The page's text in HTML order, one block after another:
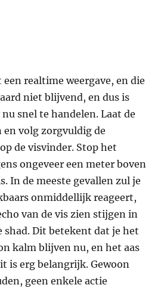
realtime weergave, en die
niet blijvend, en dus is
snel te handelen. Laat de
en volg zorgvuldig de
de visvinder. Stop het
ongeveer een meter boven
In de meeste gevallen zul je
onmiddellijk reageert,
van de vis zien stijgen in
shad. Dit betekent dat je het
kalm blijven nu, en het aas
is erg belangrijk. Gewoon
geen enkele actie